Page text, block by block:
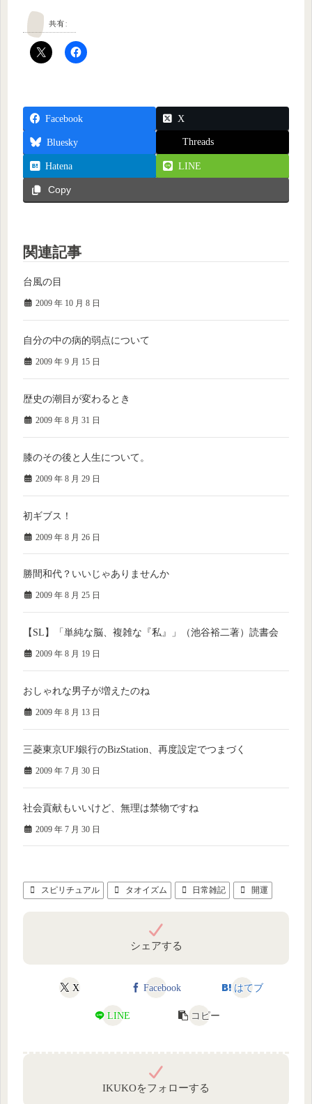
共有:
Facebook X
Bluesky Threads
Hatena LINE
Copy
関連記事
台風の目
2009 年 10 月 8 日
自分の中の病的弱点について
2009 年 9 月 15 日
歴史の潮目が変わるとき
2009 年 8 月 31 日
膝のその後と人生について。
2009 年 8 月 29 日
初ギブス！
2009 年 8 月 26 日
勝間和代？いいじゃありませんか
2009 年 8 月 25 日
【SL】「単純な脳、複雑な『私』」（池谷裕二著）読書会
2009 年 8 月 19 日
おしゃれな男子が増えたのね
2009 年 8 月 13 日
三菱東京UFJ銀行のBizStation、再度設定でつまづく
2009 年 7 月 30 日
社会貢献もいいけど、無理は禁物ですね
2009 年 7 月 30 日
スピリチュアル タオイズム 日常雑記 開運
シェアする
X Facebook はてブ
LINE コピー
IKUKOをフォローする